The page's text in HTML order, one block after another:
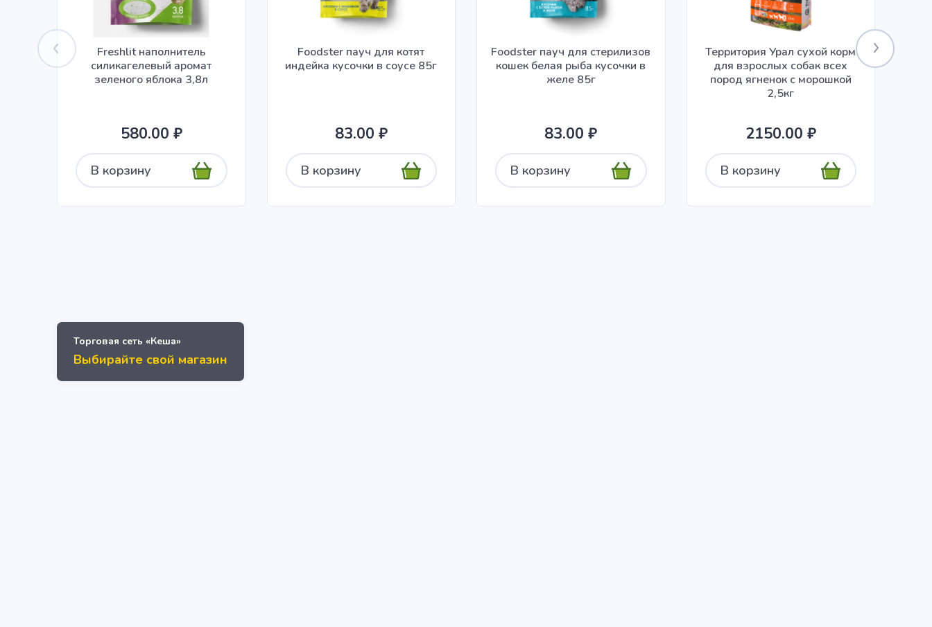
Freshlit наполнитель
силикагелевый аромат
зеленого яблока 3,8л
580.00 ₽
В корзину
Foodster пауч для котят
индейка кусочки в соусе 85г
83.00 ₽
В корзину
Foodster пауч для стерилизов
кошек белая рыба кусочки в
желе 85г
83.00 ₽
В корзину
Территория Урал сухой корм
для взрослых собак всех
пород ягненок с морошкой
2,5кг
2150.00 ₽
В корзину
Торговая сеть «Кеша»
Выбирайте свой магазин